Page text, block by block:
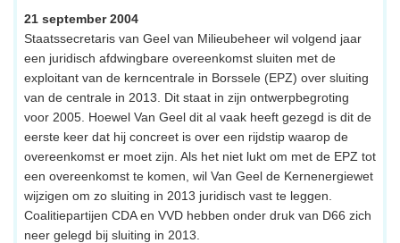
21 september 2004
Staatssecretaris van Geel van Milieubeheer wil volgend jaar
een juridisch afdwingbare overeenkomst sluiten met de
exploitant van de kerncentrale in Borssele (EPZ) over sluiting
van de centrale in 2013. Dit staat in zijn ontwerpbegroting
voor 2005. Hoewel Van Geel dit al vaak heeft gezegd is dit de
eerste keer dat hij concreet is over een rijdstip waarop de
overeenkomst er moet zijn. Als het niet lukt om met de EPZ tot
een overeenkomst te komen, wil Van Geel de Kernenergiewet
wijzigen om zo sluiting in 2013 juridisch vast te leggen.
Coalitiepartijen CDA en VVD hebben onder druk van D66 zich
neer gelegd bij sluiting in 2013.